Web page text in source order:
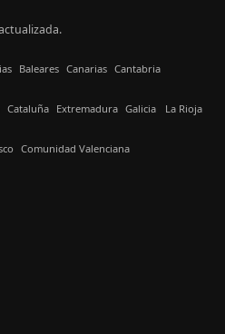
Baleares Canarias Cantabria
Cataluña Extremadura Galicia La Rioja
Comunidad Valenciana